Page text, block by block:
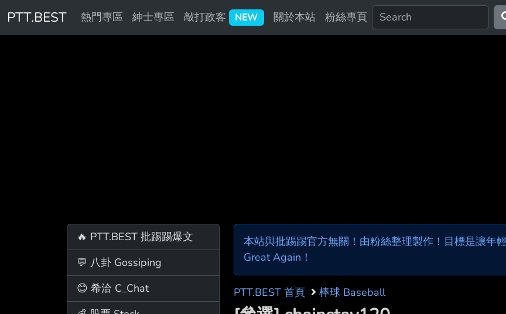
PTT.BEST 熱門專區 紳士專區 敲打政客 NEW 關於本站 粉絲專頁
🔥 PTT.BEST 批踢踢爆文
💬 八卦 Gossiping
😊 希洽 C_Chat
本站與批踢踢官方無關！由粉絲整理製作！目標是讓年
Great Again！
PTT.BEST 首頁 棒球 Baseball